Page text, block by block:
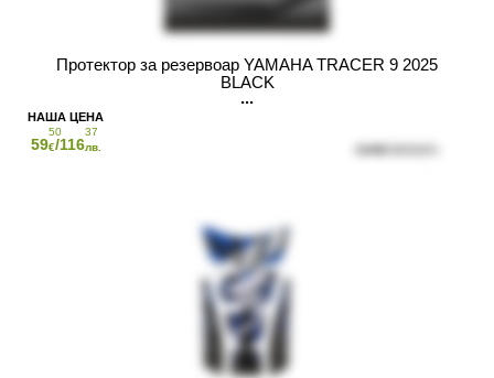
Протектор за резервоар YAMAHA TRACER 9 2025
BLACK
59
50
€/116
37
лв.